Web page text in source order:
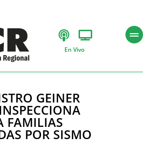
En Vivo
GEINER
FAMILIAS
POR SISMO